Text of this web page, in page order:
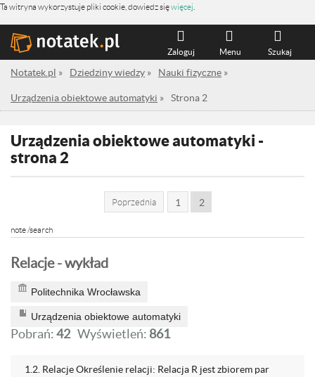
Ta witryna wykorzystuje pliki cookie, dowiedz sięwięcej
Szukaj
Menu
Zaloguj
Notatek.pl » Dziedziny wiedzy » Nauki fizyczne »
Urządzenia obiektowe automatyki » Strona 2
Urządzenia obiektowe automatyki -
strona 2
Poprzednia 1 2
note /search
Relacje - wykład
Politechnika Wrocławska
Urządzenia obiektowe automatyki
Pobrań:42 Wyświetleń: 861
1.2. Relacje Określenie relacji: Relacja R jest zbiorem par